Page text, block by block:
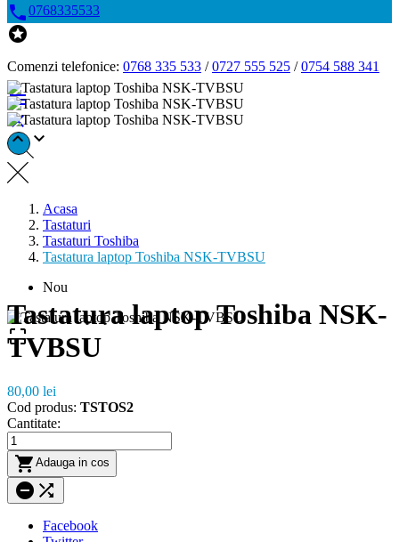
0768335533

Comenzi telefonice: 0768 335 533 /0727 555 525 /0754 588 341


Acasa
Tastaturi
Tastaturi Toshiba
Tastatura laptop Toshiba NSK-TVBSU
Nou


Tastatura laptop Toshiba NSK-
TVBSU
80,00 lei
Cod produs: TSTOS2
Cantitate:
 Adauga in cos
 
Facebook